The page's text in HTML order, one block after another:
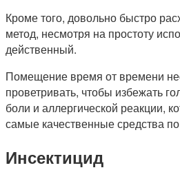
Кроме того, довольно быстро
метод, несмотря на простоту
действенный.
Помещение время от времени
проветривать, чтобы избежать
боли и аллергической реакции,
самые качественные средства
Инсектицид